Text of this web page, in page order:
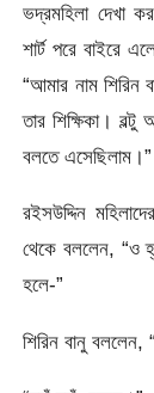
ভদ্রমহিলা দেখা
শার্ট পরে বাইরে
“আমার নাম শিরিন
তার শিক্ষিকা।
বলতে এসেছিলাম।”
রইসউদ্দিন
থেকে বললেন, “ও
হলে-”
শিরিন বানু বললেন,